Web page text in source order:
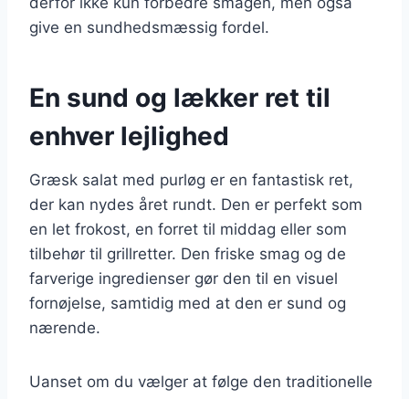
give en sundhedsmæssig fordel.
En sund og lækker ret til
enhver lejlighed
Græsk salat med purløg er en fantastisk ret,
der kan nydes året rundt. Den er perfekt som
en let frokost, en forret til middag eller som
tilbehør til grillretter. Den friske smag og de
farverige ingredienser gør den til en visuel
fornøjelse, samtidig med at den er sund og
nærende.
Uanset om du vælger at følge den traditionelle